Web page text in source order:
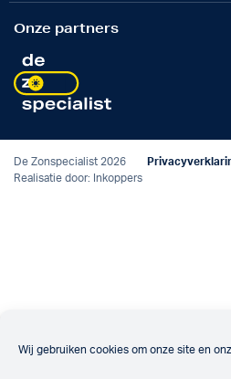
Wij gebruiken cookies om onze site en
Onze partners
De Zonspecialist 2026
Realisatie door: Inkoppers